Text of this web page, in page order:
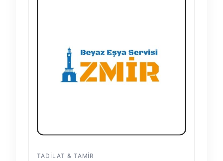
TADILAT & TAMIR